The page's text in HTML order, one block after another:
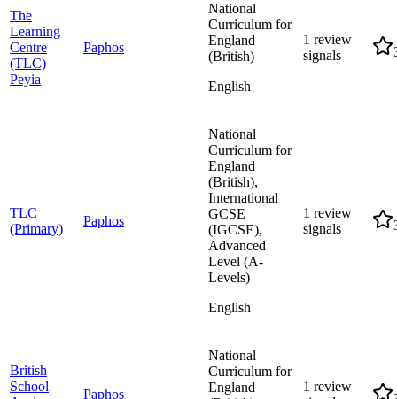
The
Learning
Centre
(TLC)
Peyia
Paphos
National
Curriculum for
England
(British)
English
1 review
signals
TLC
(Primary)
Paphos
National
Curriculum for
England
(British),
International
GCSE
(IGCSE),
Advanced
Level (A-
Levels)
English
1 review
signals
British
School
Paphos
National
Curriculum for
England
1 review